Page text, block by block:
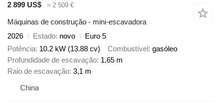
2 899 US$
≈ 2 509 €
Máquinas de construção - mini-escavadora
2026
Estado novo
Euro 5
Potência 10.2 kW (13.88 cv) Combustível gasóleo
Profundidade de escavação 1,65 m
Raio de escavação 3,1 m
China